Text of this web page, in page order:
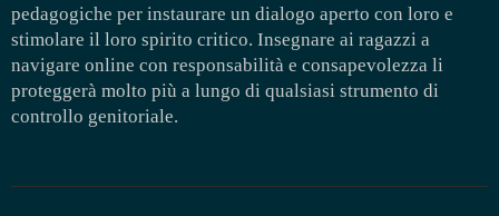
pedagogiche per instaurare un dialogo aperto con loro e
stimolare il loro spirito critico. Insegnare ai ragazzi a
navigare online con responsabilità e consapevolezza li
proteggerà molto più a lungo di qualsiasi strumento di
controllo genitoriale.